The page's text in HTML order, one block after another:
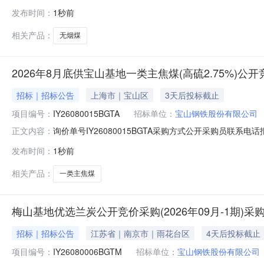
江原料码头二、保证金额度：2000000.0元三、商务条
发布时间： 1秒前
相关产品：
无烟煤
2026年8月底供宝山基地一类主焦煤(高硫2.75%)公
招标｜招标公告 上海市｜宝山区
3天后投标截止
项目编号： IY26080015BGTA 招标单位： 宝山钢铁股份有限公司
正文内容： 询价单号IY26080015BGTA采购方式公开采购员联系电
二、保证金额度：2000000.0元三、商务条款：定价说
发布时间： 1秒前
相关产品：
一类主焦煤
梅山基地优选兰炭公开竞价采购(2026年09月-1期)采
招标｜招标公告 江苏省｜南京市｜雨花台区
4天后投标截止
项目编号： IY26080006BGTM 招标单位： 宝山钢铁股份有限公司